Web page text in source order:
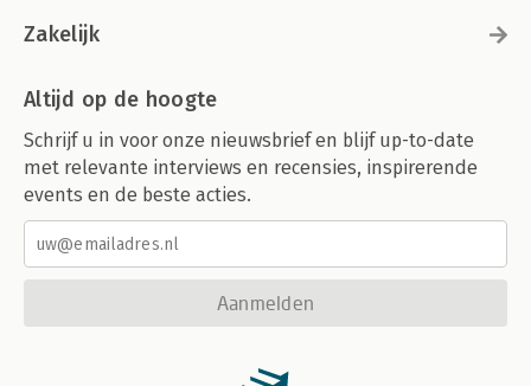
Zakelijk
Altijd op de hoogte
Schrijf u in voor onze nieuwsbrief en blijf up-to-date
met relevante interviews en recensies, inspirerende
events en de beste acties.
Aanmelden